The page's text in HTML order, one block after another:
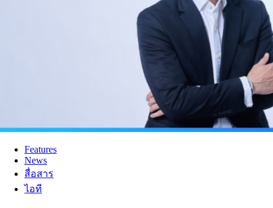
Features
News
สื่อสาร
ไอที